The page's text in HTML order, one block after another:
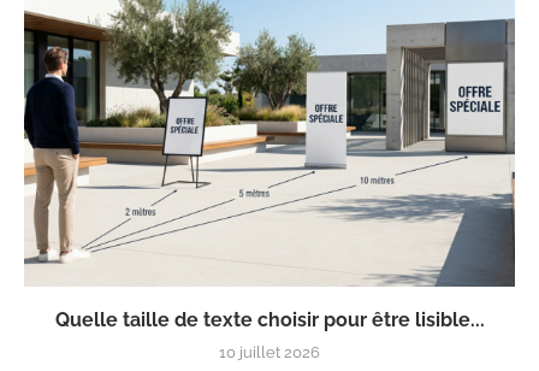
Quelle taille de texte choisir pour être lisible...
10 juillet 2026